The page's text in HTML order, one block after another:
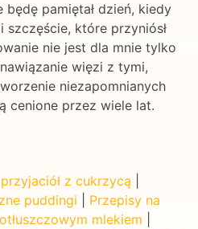
pamiętał dzień, kiedy
szczęście, które przyniósł
nie jest dla mnie tylko
więzi z tymi,
niezapomnianych
cenione przez wiele lat.
z cukrzycą
puddingi
Przepisy na
mlekiem